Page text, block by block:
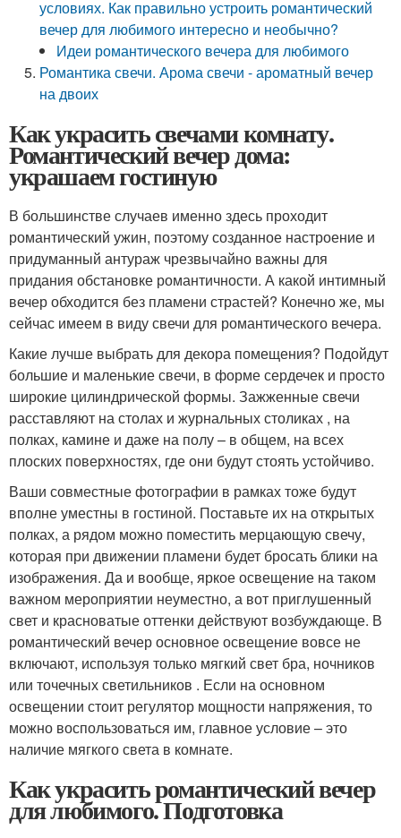
условиях. Как правильно устроить романтический
вечер для любимого интересно и необычно?
Идеи романтического вечера для любимого
Романтика свечи. Арома свечи - ароматный вечер
на двоих
Как украсить свечами комнату.
Романтический вечер дома:
украшаем гостиную
В большинстве случаев именно здесь проходит
романтический ужин, поэтому созданное настроение и
придуманный антураж чрезвычайно важны для
придания обстановке романтичности. А какой интимный
вечер обходится без пламени страстей? Конечно же, мы
сейчас имеем в виду свечи для романтического вечера.
Какие лучше выбрать для декора помещения? Подойдут
большие и маленькие свечи, в форме сердечек и просто
широкие цилиндрической формы. Зажженные свечи
расставляют на столах и журнальных столиках , на
полках, камине и даже на полу – в общем, на всех
плоских поверхностях, где они будут стоять устойчиво.
Ваши совместные фотографии в рамках тоже будут
вполне уместны в гостиной. Поставьте их на открытых
полках, а рядом можно поместить мерцающую свечу,
которая при движении пламени будет бросать блики на
изображения. Да и вообще, яркое освещение на таком
важном мероприятии неуместно, а вот приглушенный
свет и красноватые оттенки действуют возбуждающе. В
романтический вечер основное освещение вовсе не
включают, используя только мягкий свет бра, ночников
или точечных светильников . Если на основном
освещении стоит регулятор мощности напряжения, то
можно воспользоваться им, главное условие – это
наличие мягкого света в комнате.
Как украсить романтический вечер
для любимого. Подготовка